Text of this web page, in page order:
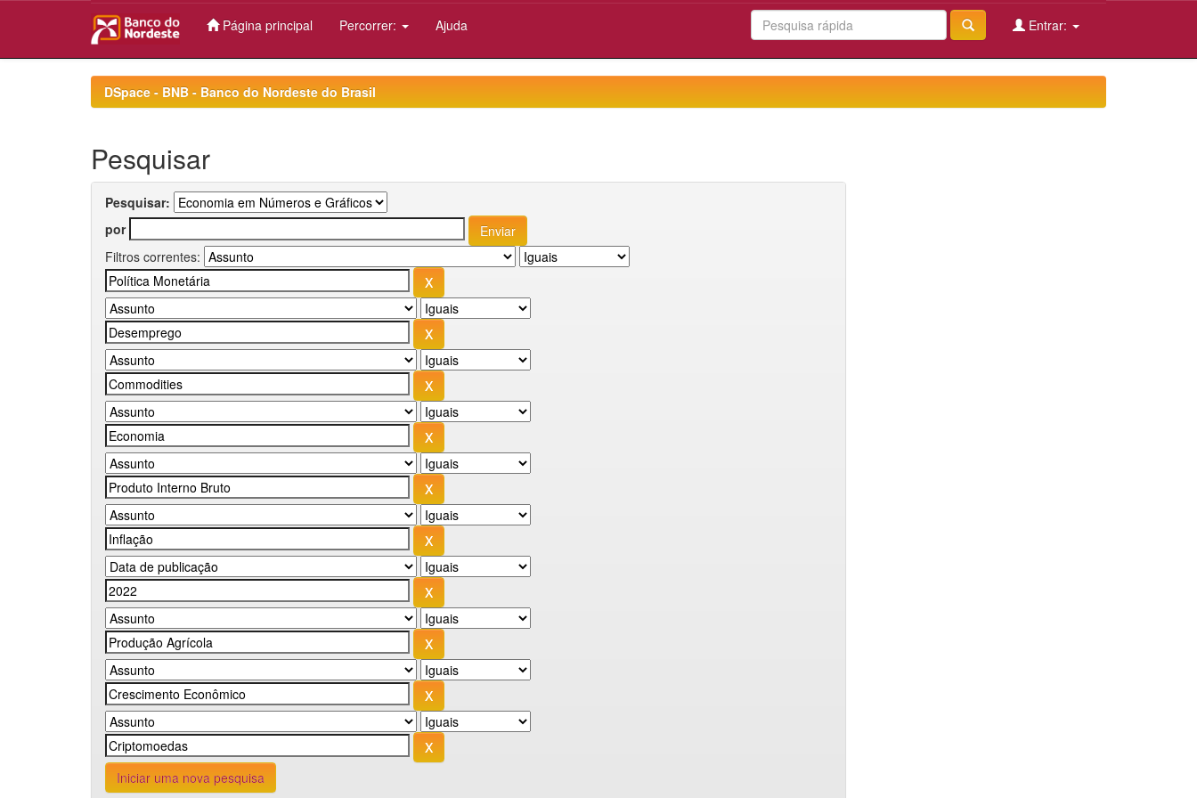
Página principal Percorrer: Ajuda Entrar:
DSpace - BNB - Banco do Nordeste do Brasil
Pesquisar
Pesquisar:
por
Filtros correntes:
Iniciar uma nova pesquisa